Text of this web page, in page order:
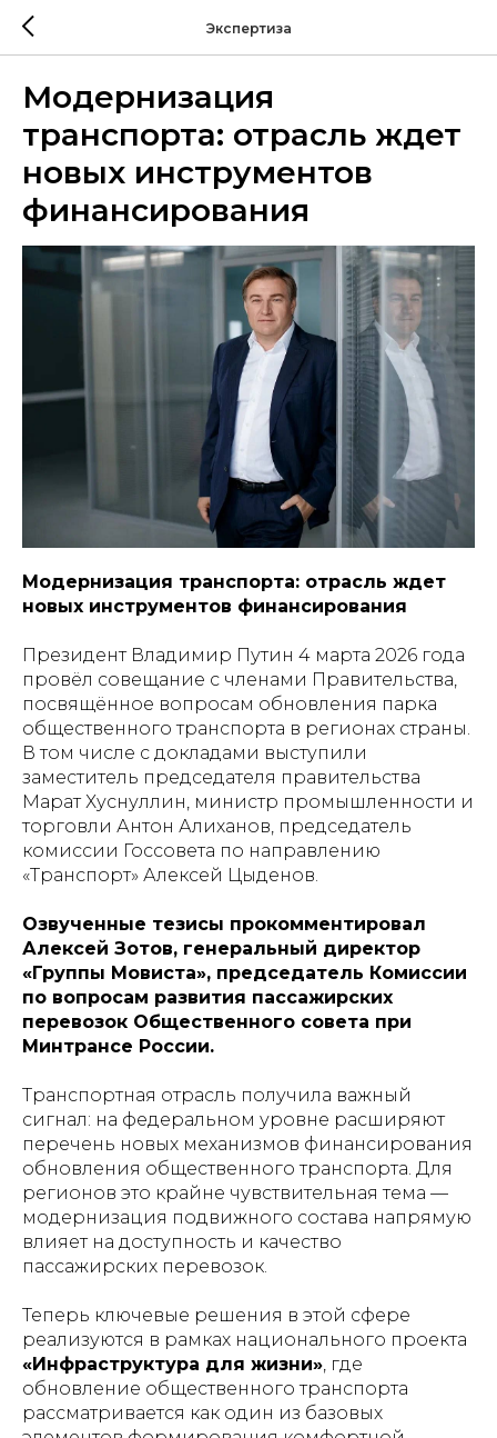
Экспертиза
Модернизация
транспорта: отрасль ждет
новых инструментов
финансирования
Модернизация транспорта: отрасль ждет
новых инструментов финансирования
Президент Владимир Путин 4 марта 2026 года
провёл совещание с членами Правительства,
посвящённое вопросам обновления парка
общественного транспорта в регионах страны.
В том числе с докладами выступили
заместитель председателя правительства
Марат Хуснуллин, министр промышленности и
торговли Антон Алиханов, председатель
комиссии Госсовета по направлению
«Транспорт» Алексей Цыденов.
Озвученные тезисы прокомментировал
Алексей Зотов, генеральный директор
«Группы Мовиста», председатель Комиссии
по вопросам развития пассажирских
перевозок Общественного совета при
Минтрансе России.
Транспортная отрасль получила важный
сигнал: на федеральном уровне расширяют
перечень новых механизмов финансирования
обновления общественного транспорта. Для
регионов это крайне чувствительная тема —
модернизация подвижного состава напрямую
влияет на доступность и качество
пассажирских перевозок.
Теперь ключевые решения в этой сфере
реализуются в рамках национального проекта
«Инфраструктура для жизни», где
обновление общественного транспорта
рассматривается как один из базовых